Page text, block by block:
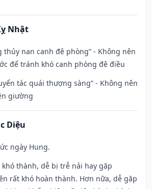
Nhật
thủy nan canh đê phòng” - Không nên
để tránh khó canh phòng đê điều
tác quái thượng sàng” - Không nên
giường
Diệu
ngày Hung.
khó thành, dễ bị trễ nải hay gặp
rất khó hoàn thành. Hơn nữa, dễ gặp